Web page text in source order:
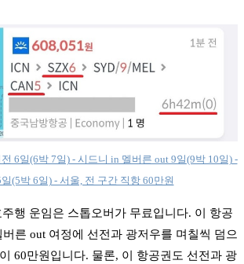
6일(6박 7일) - 시드니 in 멜버른 out 9일(9박 10일) -
(5박 6일) - 서울, 전 구간 직항 60만원
행 운임은 스톱오버가 무료입니다. 이 항공
른 out 여정에 선전과 광저우를 며칠씩 덤으
60만원입니다. 물론, 이 항공권도 선전과 광